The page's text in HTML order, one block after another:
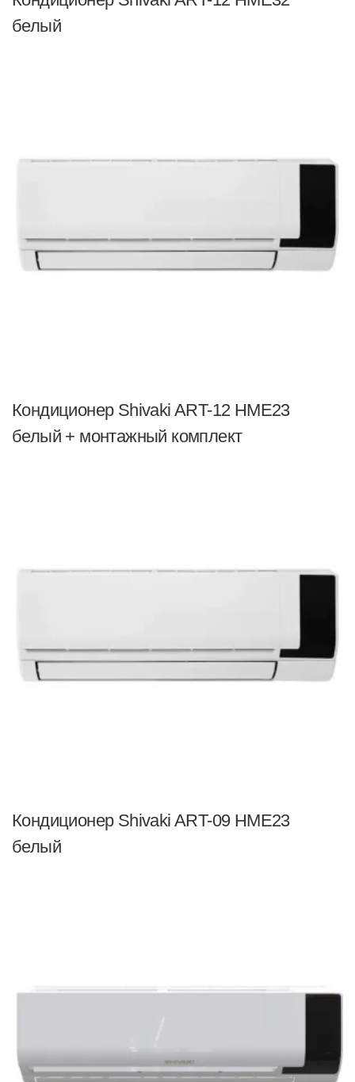
белый
Кондиционер Shivaki ART-12 HME23
белый + монтажный комплект
Кондиционер Shivaki ART-09 HME23
белый